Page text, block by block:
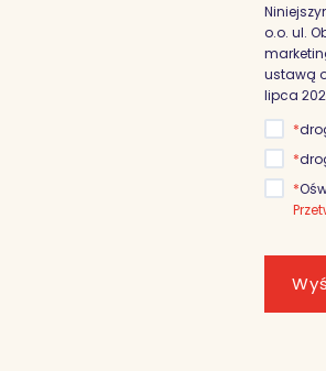
o.o. ul.
ustawą
lipca
*
*
*